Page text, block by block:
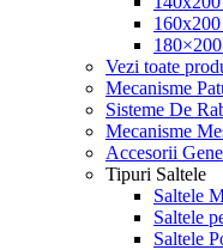
Vezi toate
Mecanisme
Sisteme De
Mecanisme
Accesorii
Tipuri Saltele
Saltele
Saltele
Saltele